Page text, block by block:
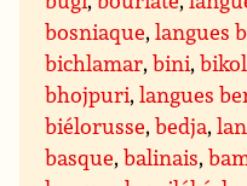
bosniaque,langues
bichlamar,bini,bikol
bhojpuri,langues
biélorusse,bedja,
basque,balinais,